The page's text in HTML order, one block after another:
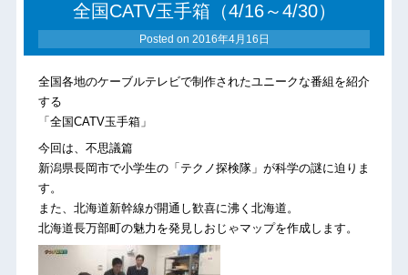
全国CATV玉手箱（4/16～4/30）
Posted on 2016年4月16日
全国各地のケーブルテレビで制作されたユニークな番組を紹介
する
「全国CATV玉手箱」
今回は、不思議篇
新潟県長岡市で小学生の「テクノ探検隊」が科学の謎に迫りま
す。
また、北海道新幹線が開通し歓喜に沸く北海道。
北海道長万部町の魅力を発見しおじゃマップを作成します。